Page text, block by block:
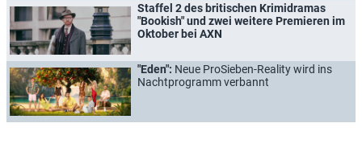
Staffel 2 des britischen Krimidramas
"Bookish" und zwei weitere Premieren im
Oktober bei AXN
"Eden": Neue ProSieben-Reality wird ins
Nachtprogramm verbannt